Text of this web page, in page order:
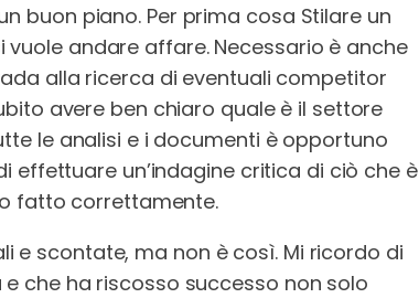
buon piano. Per prima cosa Stilare un
andare affare. Necessario è anche
alla ricerca di eventuali competitor
avere ben chiaro quale è il settore
le analisi e i documenti è opportuno
un’indagine critica di ciò che è
fatto correttamente.
e scontate, ma non è così. Mi ricordo di
che ha riscosso successo non solo